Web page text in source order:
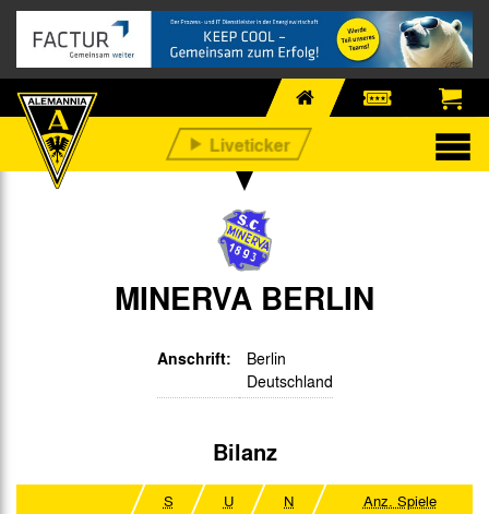
MINERVA BERLIN
Anschrift:
Berlin
Deutschland
Bilanz
S U N
Anz. Spiele